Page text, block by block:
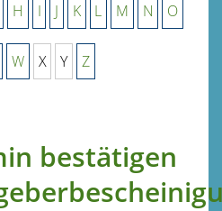
H I J K L M N O
W X Y Z
bestätigen